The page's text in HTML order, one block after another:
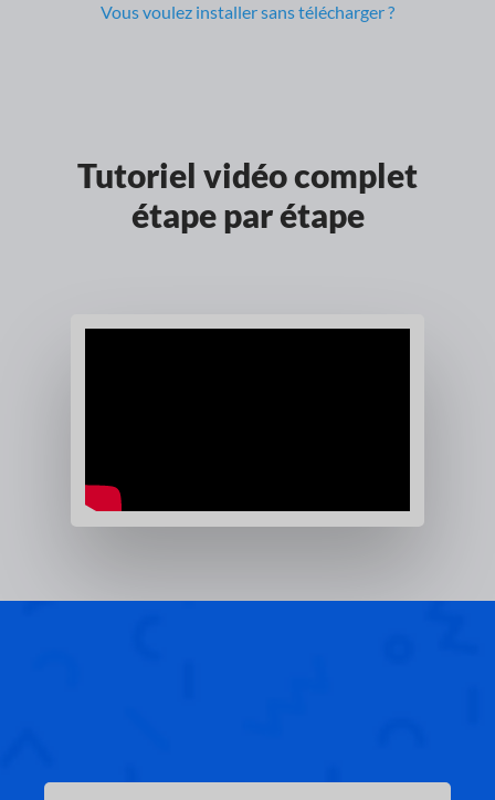
Vous voulez installer sans télécharger ?
Tutoriel vidéo complet
étape par étape